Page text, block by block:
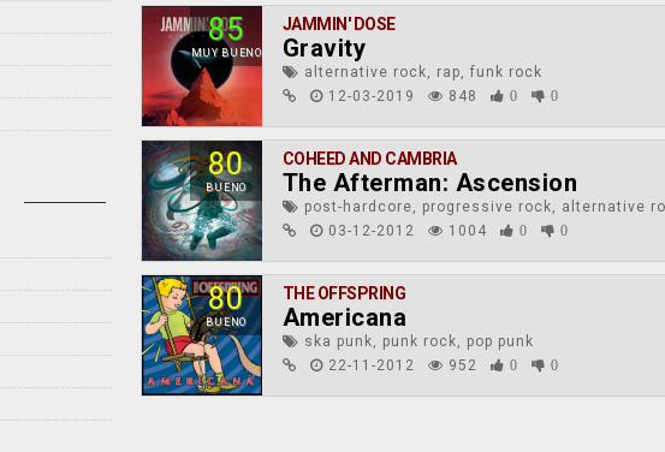
85
MUY BUENO
JAMMIN' DOSE
Gravity
alternative rock, rap, funk rock
12-03-2019
848 0 0
80
BUENO
COHEED AND CAMBRIA
The Afterman: Ascension
post-hardcore, progressive rock, alternative
03-12-2012
1004 0 0
80
BUENO
THE OFFSPRING
Americana
ska punk, punk rock, pop punk
22-11-2012
952 0 0